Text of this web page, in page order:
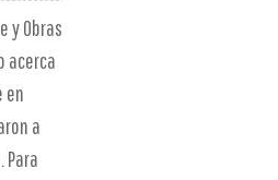
y Obras
acerca
en
a
Para